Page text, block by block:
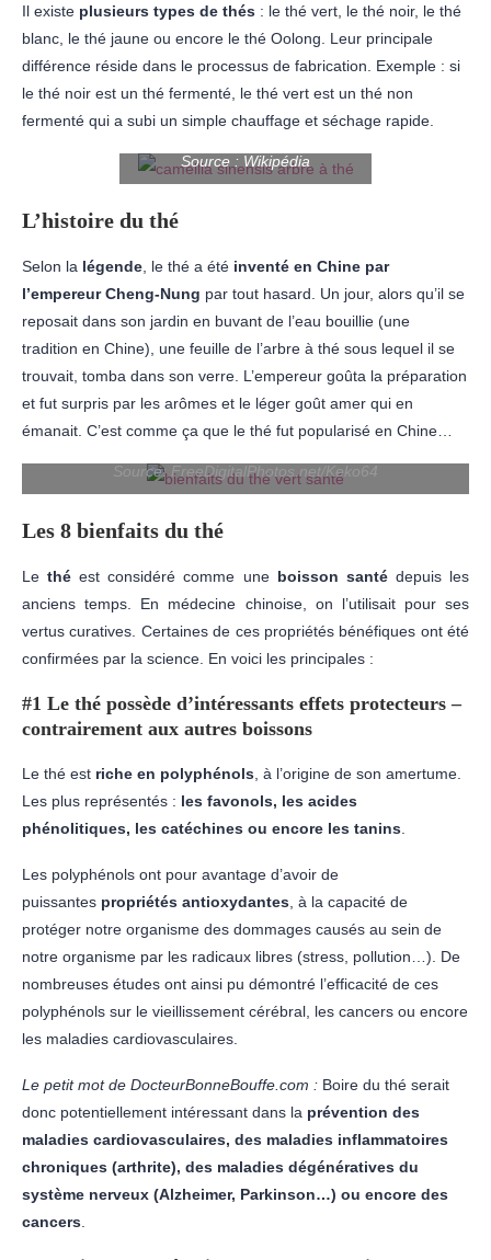
Il existe plusieurs types de thés : le thé vert, le thé noir, le thé
blanc, le thé jaune ou encore le thé Oolong. Leur principale
différence réside dans le processus de fabrication. Exemple : si
le thé noir est un thé fermenté, le thé vert est un thé non
fermenté qui a subi un simple chauffage et séchage rapide.
Source : Wikipédia
L’histoire du thé
Selon la légende , le thé a été inventé en Chine par
l’empereur Cheng-Nung par tout hasard. Un jour, alors qu’il se
reposait dans son jardin en buvant de l’eau bouillie (une
tradition en Chine), une feuille de l’arbre à thé sous lequel il se
trouvait, tomba dans son verre. L’empereur goûta la préparation
et fut surpris par les arômes et le léger goût amer qui en
émanait. C’est comme ça que le thé fut popularisé en Chine…
Source: FreeDigitalPhotos.net/Keko64
Les 8 bienfaits du thé
Lethéest considéré comme uneboisson santédepuis les
anciens temps. En médecine chinoise, on l’utilisait pour ses
vertus curatives. Certaines de ces propriétés bénéfiques ont été
confirmées par la science. En voici les principales :
#1 Le thé possède d’intéressants effets protecteurs –
contrairement aux autres boissons
Le thé est riche en polyphénols , à l’origine de son amertume.
Les plus représentés : les favonols, les acides
phénolitiques, les catéchines ou encore les tanins
Les polyphénols ont pour avantage d’avoir de
puissantes propriétés antioxydantes , à la capacité de
protéger notre organisme des dommages causés au sein de
notre organisme par les radicaux libres (stress, pollution…). De
nombreuses études ont ainsi pu démontré l’efficacité de ces
polyphénols sur le vieillissement cérébral, les cancers ou encore
les maladies cardiovasculaires.
Le petit mot de DocteurBonneBouffe.com : Boire du thé serait
donc potentiellement intéressant dans la prévention des
maladies cardiovasculaires, des maladies inflammatoires
chroniques (arthrite), des maladies dégénératives du
système nerveux (Alzheimer, Parkinson…) ou encore des
cancers